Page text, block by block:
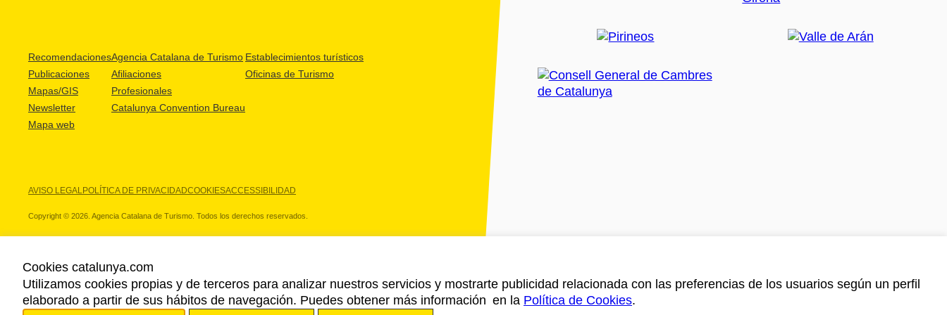
Recomendaciones
Publicaciones
Mapas/GIS
Newsletter
Mapa web
Agencia Catalana de Turismo
Afiliaciones
Profesionales
Catalunya Convention Bureau
Establecimientos turísticos
Oficinas de Turismo
AVISO LEGALPOLÍTICA DE PRIVACIDADCOOKIESACCESSIBILIDAD
Copyright © 2026. Agencia Catalana de Turismo. Todos los derechos reservados.
NUESTROS PARTNERS
Cookies catalunya.com
Utilizamos cookies propias y de terceros para analizar nuestros servicios y mostrarte publicidad relacionada con las preferencias de los usuarios según un perfil
elaborado a partir de sus hábitos de navegación. Puedes obtener más información en la Política de Cookies.